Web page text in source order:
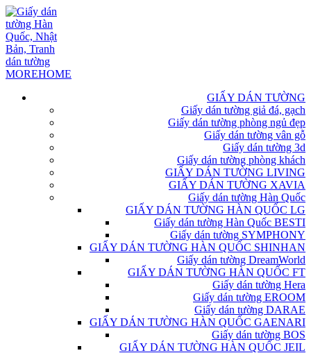
GIẤY DÁN TƯỜNG
Giấy dán tường giả đá, gạch
Giấy dán tường phòng ngủ đẹp
Giấy dán tường vân gỗ
Giấy dán tường 3d
Giấy dán tường phòng khách
GIẤY DÁN TƯỜNG LIVING
GIẤY DÁN TƯỜNG XAVIA
Giấy dán tường Hàn Quốc
GIẤY DÁN TƯỜNG HÀN QUỐC LG
Giấy dán tường Hàn Quốc BESTI
Giấy dán tường SYMPHONY
GIẤY DÁN TƯỜNG HÀN QUỐC SHINHAN
Giấy dán tường DreamWorld
GIẤY DÁN TƯỜNG HÀN QUỐC FT
Giấy dán tường Hera
Giấy dán tường EROOM
Giấy dán tường DARAE
GIẤY DÁN TƯỜNG HÀN QUỐC GAENARI
Giấy dán tường BOS
GIẤY DÁN TƯỜNG HÀN QUỐC JEIL